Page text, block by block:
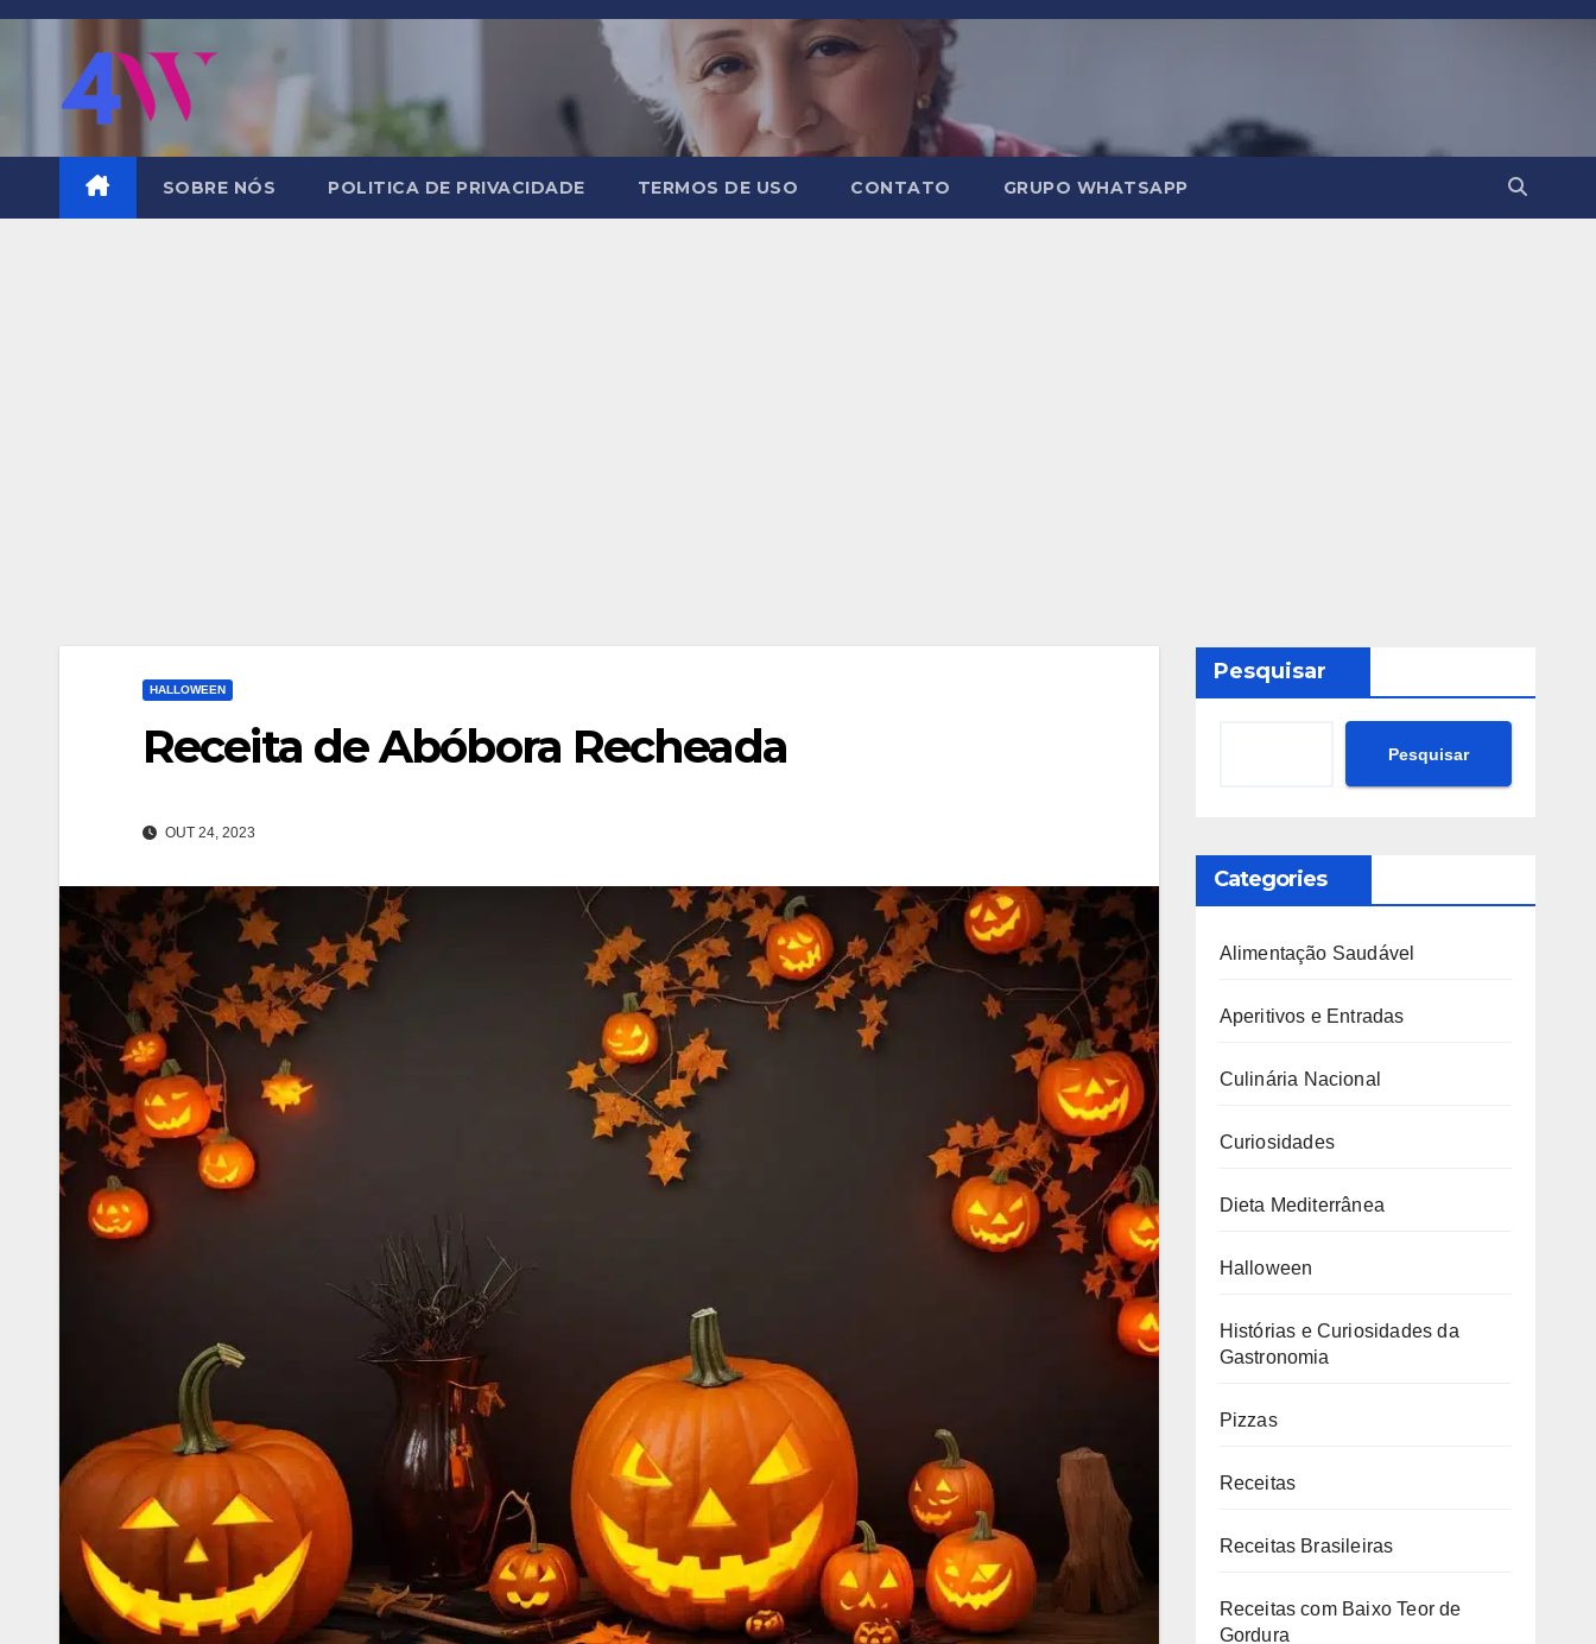
Skip
SOBRE NÓS POLITICA DE PRIVACIDADE TERMOS DE USO CONTATO GRUPO WHATSAPP
HALLOWEEN
Receita de Abóbora Recheada
OUT 24, 2023
Pesquisar
Pesquisar
Categories
Alimentação Saudável
Aperitivos e Entradas
Culinária Nacional
Curiosidades
Dieta Mediterrânea
Halloween
Histórias e Curiosidades da
Gastronomia
Pizzas
Receitas
Receitas Brasileiras
Receitas com Baixo Teor de
Gordura